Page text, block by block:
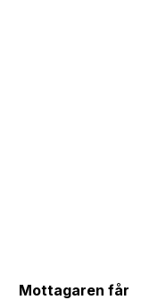
Mottagaren får